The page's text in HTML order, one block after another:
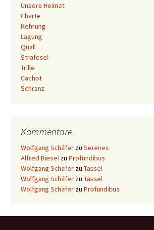
Unsere Heimat
Charte
Kehrung
Lagung
Quall
Strafesel
Trille
Cachot
Schranz
Kommentare
Wolfgang Schäfer zu Serenes
Alfred Biesel zu Profundibus
Wolfgang Schäfer zu Tassel
Wolfgang Schäfer zu Tassel
Wolfgang Schäfer zu Profundibus